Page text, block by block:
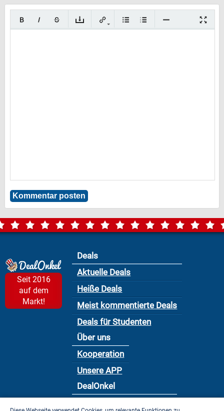
Seit 2016
auf dem
Markt!
Deals
Aktuelle Deals
Heiße Deals
Meist kommentierte Deals
Deals für Studenten
Über uns
Kooperation
Unsere APP
DealOnkel